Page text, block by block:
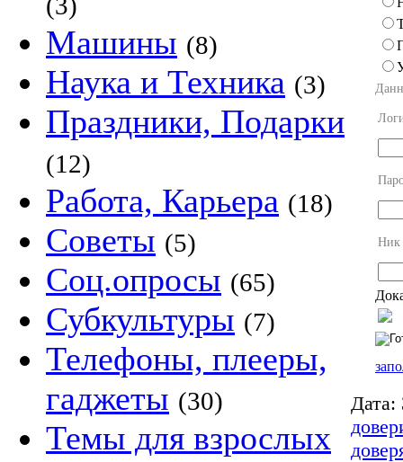
Машины (8)
Наука и Техника (3)
Праздники, Подарки
(12)
Работа, Карьера (18)
Советы (5)
Соц.опросы (65)
Субкультуры (7)
Телефоны, плееры,
гаджеты (30)
Темы для взрослых
Ник
Дата: